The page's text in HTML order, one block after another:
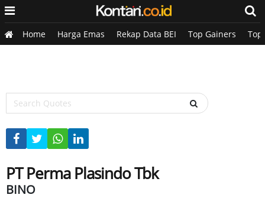
Home Harga Emas Rekap Data BEI Top Gainers Top
PT Perma Plasindo Tbk
BINO